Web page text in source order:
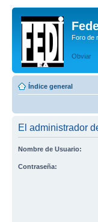
Foro de
Obviar
Índice general
El administrador
Nombre de Usuario:
Contraseña: